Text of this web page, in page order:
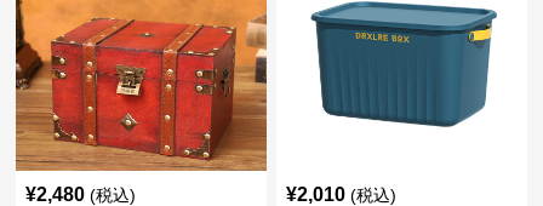
¥2,480 (税込) ¥2,010 (税込)